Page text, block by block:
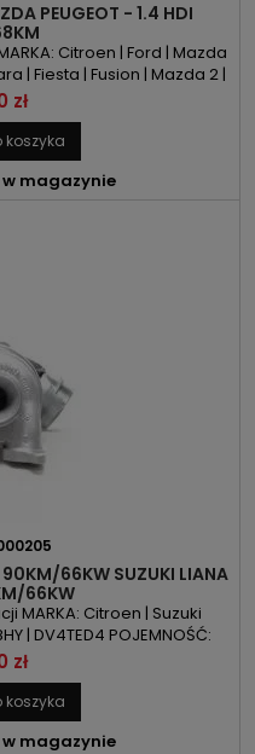
PEUGEOT - 1.4 HDI
Citroen | Ford | Mazda
| Fiesta | Fusion | Mazda 2 |
8HR | 8HT | 8HX | 8HZ |
POJEMNOŚĆ: 1398ccm
40kW | 68KM/50kW ROK
2001r
zł
koszyka
magazynie
66KW SUZUKI LIANA
66KW
MARKA: Citroen | Suzuki
| DV4TED4 POJEMNOŚĆ:
| 66kW ROK PRODUKCJI:
zł
koszyka
magazynie